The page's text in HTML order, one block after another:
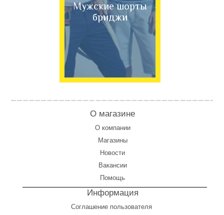
Мужские шорты
бриджи
О магазине
О компании
Магазины
Новости
Вакансии
Помощь
Информация
Соглашение пользователя